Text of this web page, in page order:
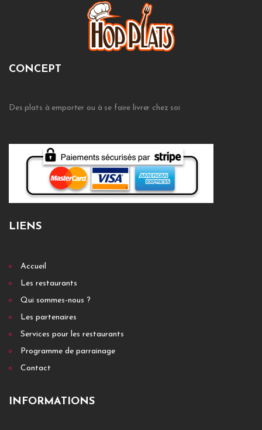
CONCEPT
Des plats à emporter ou à se faire livrer chez soi
LIENS
Accueil
Les restaurants
Qui sommes-nous ?
Les partenaires
Services pour les restaurants
Programme de parrainage
Contact
INFORMATIONS